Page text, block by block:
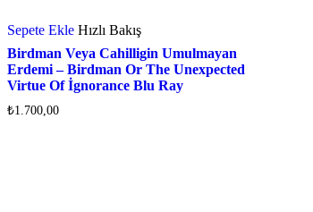
Sepete Ekle Hızlı Bakış
Birdman Veya Cahilligin Umulmayan
Erdemi – Birdman Or The Unexpected
Virtue Of İgnorance Blu Ray
₺1.700,00